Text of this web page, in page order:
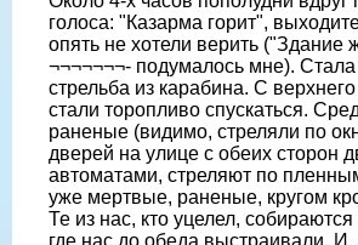
голоса: "Казарма горит",
опять не хотели верить ("Здание
¬¬¬¬¬¬¬- подумалось мне).
стрельба из карабина. С
стали торопливо спускаться.
раненые (видимо, стреляли по
дверей на улице с обеих сторон
автоматами, стреляют по
уже мертвые, раненые, кругом
Те из нас, кто уцелел,
где нас до обеда выстраивали. И,